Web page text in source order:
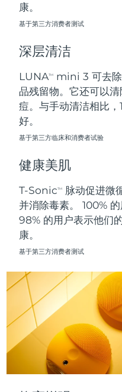
康。
基于第三方消费者测试
深层清洁
LUNATM
mini 3 可去
品残留物。它还可以
痘。与手动清洁相比
好。
基于第三方临床和消费者试验
健康美肌
T-SonicTM
脉动促进微
并消除毒素。 100%
98% 的用户表示他们
康。
基于第三方消费者测试
荷兰
新西兰
挪威
阿曼
菲律宾
波多黎各
卡塔尔
罗马尼亚
俄罗斯
沙特阿拉伯
新加坡